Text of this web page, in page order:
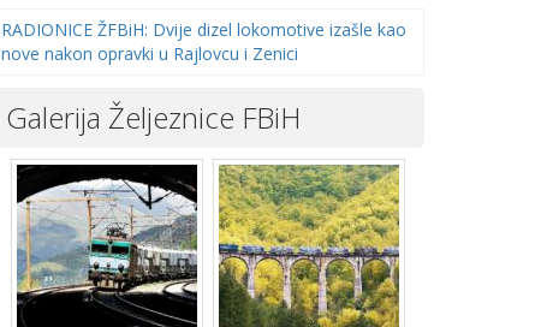
RADIONICE ŽFBiH: Dvije dizel lokomotive izašle kao
nove nakon opravki u Rajlovcu i Zenici
Galerija Željeznice FBiH